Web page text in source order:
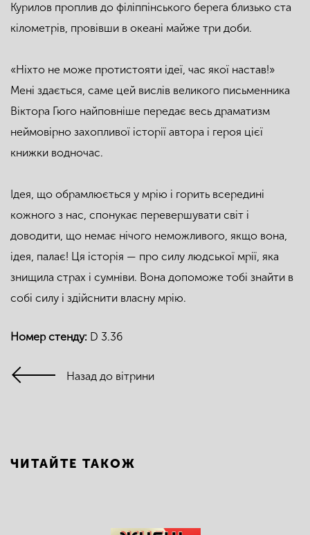
Курилов проплив до філіппінського берега близько ста
кілометрів, провівши в океані майже три доби.
«Ніхто не може протистояти ідеї, час якої настав!»
Мені здається, саме цей вислів великого письменника
Віктора Гюго найповніше передає весь драматизм
неймовірно захопливої історії автора і героя цієї
книжки водночас.
Ідея, що обрамлюється у мрію і горить всередині
кожного з нас, спонукає перевершувати світ і
доводити, що немає нічого неможливого, якщо вона,
ідея, палає! Ця історія — про силу людської мрії, яка
знищила страх і сумніви. Вона допоможе тобі знайти в
собі силу і здійснити власну мрію.
Номер стенду: D 3.36
Назад до вітрини
ЧИТАЙТЕ ТАКОЖ